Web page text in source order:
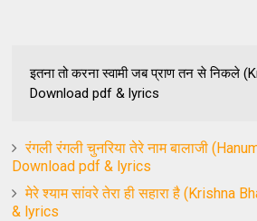
इतना तो करना स्वामी जब प्राण तन से निकले
Download pdf & lyrics
रंगली रंगली चुनरिया तेरे नाम बालाजी
Download pdf & lyrics
मेरे श्याम सांवरे तेरा ही सहारा है (Krishna
& lyrics